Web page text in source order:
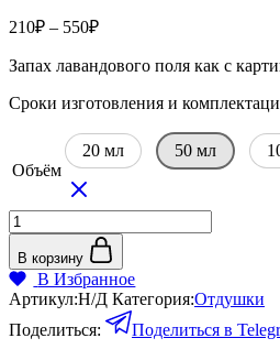
210₽ – 550₽Диапазон
210₽
550₽
Запах лавандового поля как с
Сроки изготовления и
Объём
20 мл 50 мл
Количество
товара
Отдушка
Лаванда
В корзину
В Избранное
Артикул:Н/Д Категория:Отдушки
Поделиться:
Поделиться в